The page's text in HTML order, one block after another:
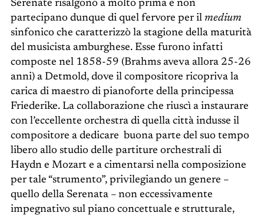
Serenate risalgono a molto prima e non
partecipano dunque di quel fervore per il medium
sinfonico che caratterizzò la stagione della maturità
del musicista amburghese. Esse furono infatti
composte nel 1858-59 (Brahms aveva allora 25-26
anni) a Detmold, dove il compositore ricopriva la
carica di maestro di pianoforte della principessa
Friederike. La collaborazione che riuscì a instaurare
con l’eccellente orchestra di quella città indusse il
compositore a dedicare buona parte del suo tempo
libero allo studio delle partiture orchestrali di
Haydn e Mozart e a cimentarsi nella composizione
per tale “strumento”, privilegiando un genere –
quello della Serenata – non eccessivamente
impegnativo sul piano concettuale e strutturale,